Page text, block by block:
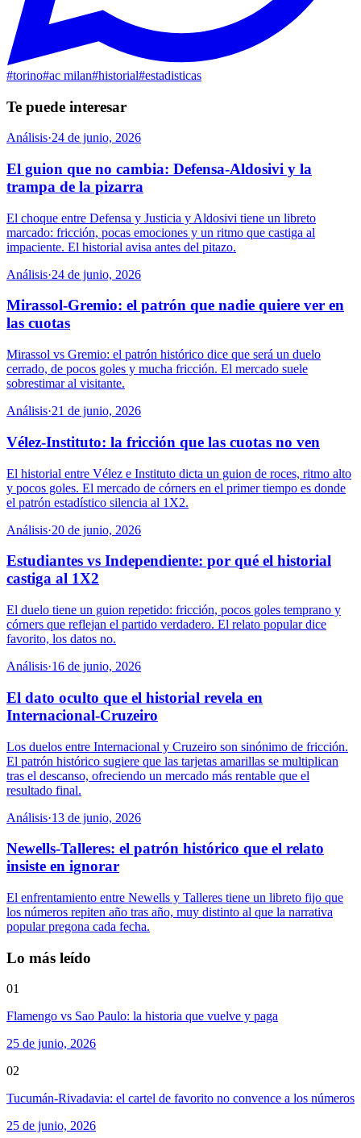
#torino#ac milan#historial#estadisticas
Te puede interesar
Análisis·24 de junio, 2026
El guion que no cambia: Defensa-Aldosivi y la
trampa de la pizarra
El choque entre Defensa y Justicia y Aldosivi tiene un libreto
marcado: fricción, pocas emociones y un ritmo que castiga al
impaciente. El historial avisa antes del pitazo.
Análisis·24 de junio, 2026
Mirassol-Gremio: el patrón que nadie quiere ver en
las cuotas
Mirassol vs Gremio: el patrón histórico dice que será un duelo
cerrado, de pocos goles y mucha fricción. El mercado suele
sobrestimar al visitante.
Análisis·21 de junio, 2026
Vélez-Instituto: la fricción que las cuotas no ven
El historial entre Vélez e Instituto dicta un guion de roces, ritmo alto
y pocos goles. El mercado de córners en el primer tiempo es donde
el patrón estadístico silencia al 1X2.
Análisis·20 de junio, 2026
Estudiantes vs Independiente: por qué el historial
castiga al 1X2
El duelo tiene un guion repetido: fricción, pocos goles temprano y
córners que reflejan el partido verdadero. El relato popular dice
favorito, los datos no.
Análisis·16 de junio, 2026
El dato oculto que el historial revela en
Internacional-Cruzeiro
Los duelos entre Internacional y Cruzeiro son sinónimo de fricción.
El patrón histórico sugiere que las tarjetas amarillas se multiplican
tras el descanso, ofreciendo un mercado más rentable que el
resultado final.
Análisis·13 de junio, 2026
Newells-Talleres: el patrón histórico que el relato
insiste en ignorar
El enfrentamiento entre Newells y Talleres tiene un libreto fijo que
los números repiten año tras año, muy distinto al que la narrativa
popular pregona cada fecha.
Lo más leído
01
Flamengo vs Sao Paulo: la historia que vuelve y paga
25 de junio, 2026
02
Tucumán-Rivadavia: el cartel de favorito no convence a los números
25 de junio, 2026